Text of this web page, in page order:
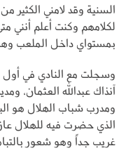
السنية وقد لامني الكثير
لكلامهم وكنت أعلم
بمستواي داخل الملعب
وسجلت مع النادي في أول
آنذاك عبدالله العثمان،
ومدرب شباب الهلال هو
الذي حضرت فيه للهلال
غريب جداً وهو شعور